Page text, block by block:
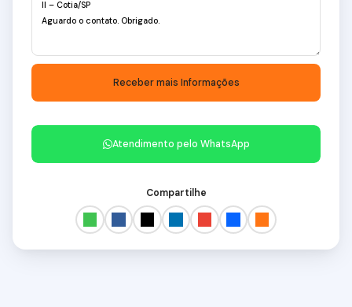
Atendimento pelo WhatsApp
Compartilhe